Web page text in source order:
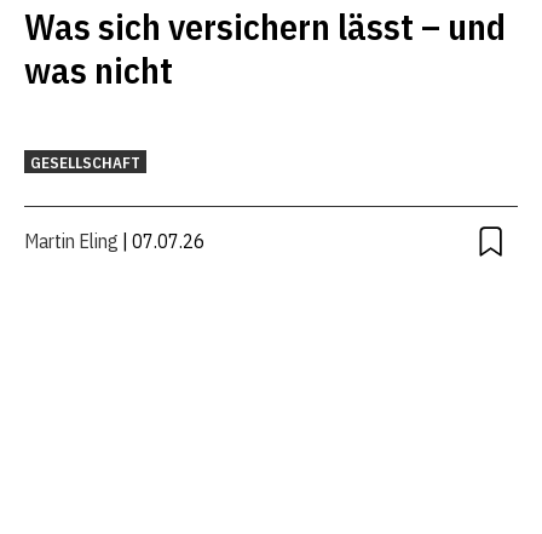
Was sich versichern lässt – und
was nicht
GESELLSCHAFT
Martin Eling | 07.07.26